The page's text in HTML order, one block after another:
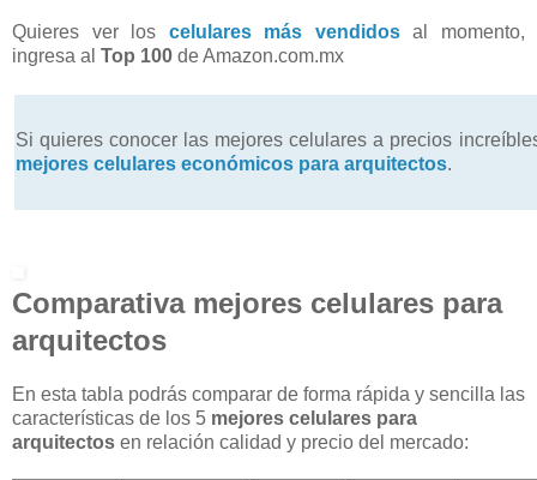
Quieres ver los celulares más vendidos
al momento,
ingresa al Top 100 de Amazon.com.mx
Si quieres conocer las mejores celulares a precios
mejores celulares económicos para arquitectos.
Comparativa mejores celulares para
arquitectos
En esta tabla podrás comparar de forma rápida y sencilla las
características de los 5 mejores celulares para
arquitectos en relación calidad y precio del mercado: